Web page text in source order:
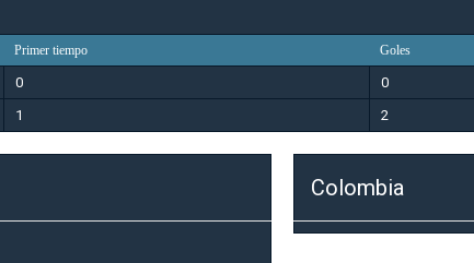
Primer tiempo Goles
0 0
1 2
Colombia